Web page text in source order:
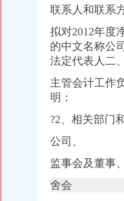
信息_诉讼信息_财务信
讼信息_财务信息_注册信息
信器材有限公司招聘】-
司招聘】-重庆赶集网
公告_中国招标网_重庆市
补贴-上游新闻汇聚向
重庆市明远橡塑模具有限
联系人和联系
拟对2012年度
的中文名称公
法定代表人二
主管会计工作
明：
?2、 相关部门
公司、
监事会及董事
舍会